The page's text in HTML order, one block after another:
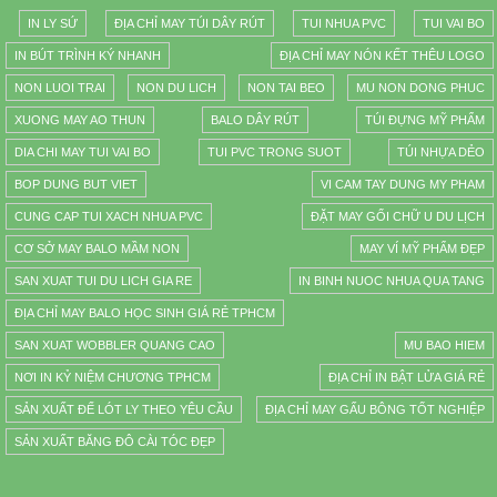
IN LY SỨ ĐỊA CHỈ MAY TÚI DÂY RÚT TUI NHUA PVC TUI VAI BO
IN BÚT TRÌNH KÝ NHANH ĐỊA CHỈ MAY NÓN KẾT THÊU LOGO
NON LUOI TRAI NON DU LICH NON TAI BEO MU NON DONG PHUC
XUONG MAY AO THUN BALO DÂY RÚT TÚI ĐỰNG MỸ PHẨM
DIA CHI MAY TUI VAI BO TUI PVC TRONG SUOT TÚI NHỰA DẺO
BOP DUNG BUT VIET VI CAM TAY DUNG MY PHAM
CUNG CAP TUI XACH NHUA PVC ĐẶT MAY GỐI CHỮ U DU LỊCH
CƠ SỞ MAY BALO MẦM NON MAY VÍ MỸ PHẨM ĐẸP
SAN XUAT TUI DU LICH GIA RE IN BINH NUOC NHUA QUA TANG
ĐỊA CHỈ MAY BALO HỌC SINH GIÁ RẺ TPHCM
SAN XUAT WOBBLER QUANG CAO MU BAO HIEM
NƠI IN KỶ NIỆM CHƯƠNG TPHCM ĐỊA CHỈ IN BẬT LỬA GIÁ RẺ
SẢN XUẤT ĐẾ LÓT LY THEO YÊU CẦU ĐỊA CHỈ MAY GẤU BÔNG TỐT NGHIỆP
SẢN XUẤT BĂNG ĐÔ CÀI TÓC ĐẸP